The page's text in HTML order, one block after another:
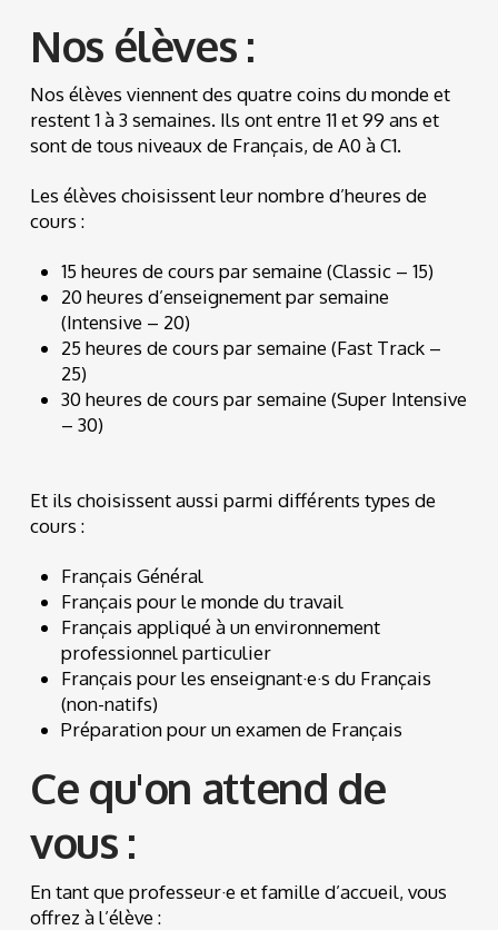
Nos élèves :
Nos élèves viennent des quatre coins du monde et
restent 1 à 3 semaines. Ils ont entre 11 et 99 ans et
sont de tous niveaux de Français, de A0 à C1.
Les élèves choisissent leur nombre d’heures de
cours :
15 heures de cours par semaine (Classic – 15)
20 heures d’enseignement par semaine
(Intensive – 20)
25 heures de cours par semaine (Fast Track –
25)
30 heures de cours par semaine (Super Intensive
– 30)
Et ils choisissent aussi parmi différents types de
cours :
Français Général
Français pour le monde du travail
Français appliqué à un environnement
professionnel particulier
Français pour les enseignant·e·s du Français
(non-natifs)
Préparation pour un examen de Français
Ce qu'on attend de
vous :
En tant que professeur·e et famille d’accueil, vous
offrez à l’élève :